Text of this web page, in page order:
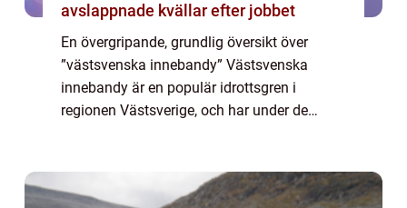
avslappnade kvällar efter jobbet
En övergripande, grundlig översikt över
”västsvenska innebandy” Västsvenska
innebandy är en populär idrottsgren i
regionen Västsverige, och har under de